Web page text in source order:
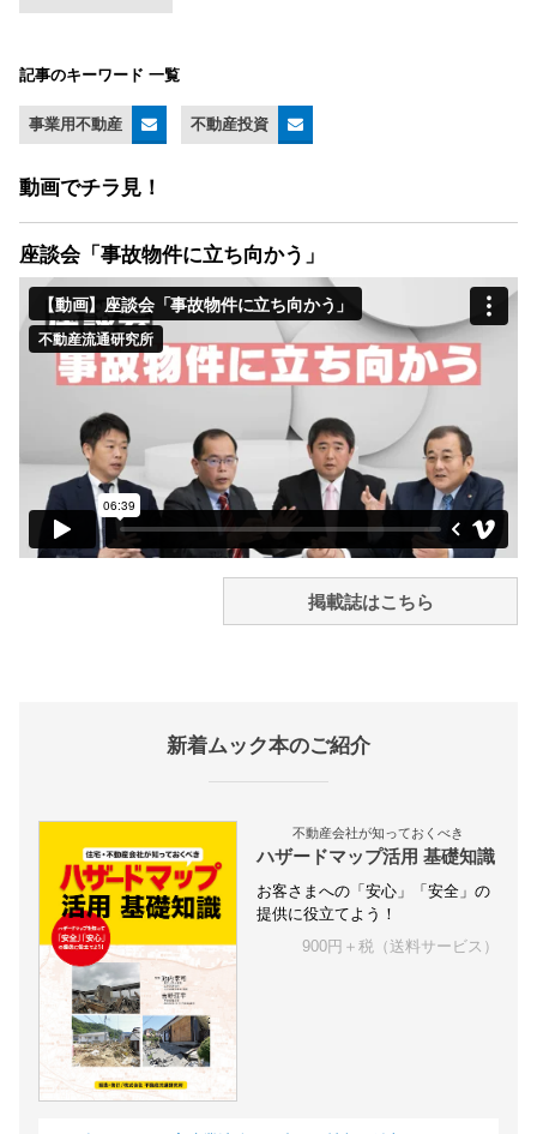
記事のキーワード 一覧
事業用不動産 不動産投資
動画でチラ見！
座談会「事故物件に立ち向かう」
掲載誌はこちら
新着ムック本のご紹介
不動産会社が知っておくべき
ハザードマップ活用 基礎知識
お客さまへの「安心」「安全」の
提供に役立てよう！
900円＋税（送料サービス）